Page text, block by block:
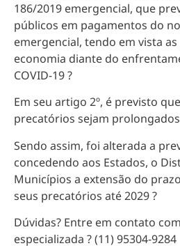
186/2019 emergencial, que
públicos em pagamentos do
emergencial, tendo em vista
economia diante do
COVID-19 ?
Em seu artigo 2º, é previsto
precatórios sejam
Sendo assim, foi alterada a
concedendo aos Estados, o
Municípios a extensão do
seus precatórios até 2029 ?
Dúvidas? Entre em contato
especializada ? (11) 95304-9284